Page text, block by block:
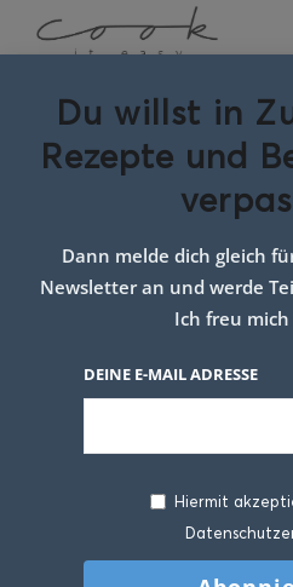
Midnight
27.
Manchmal braucht es
Tages einkleines
Du willst in
Rezepte und
Dann melde dich gleich
Newsletter an und werde
Ich freu
DEINE E-MAIL ADRESSE
Hiermit